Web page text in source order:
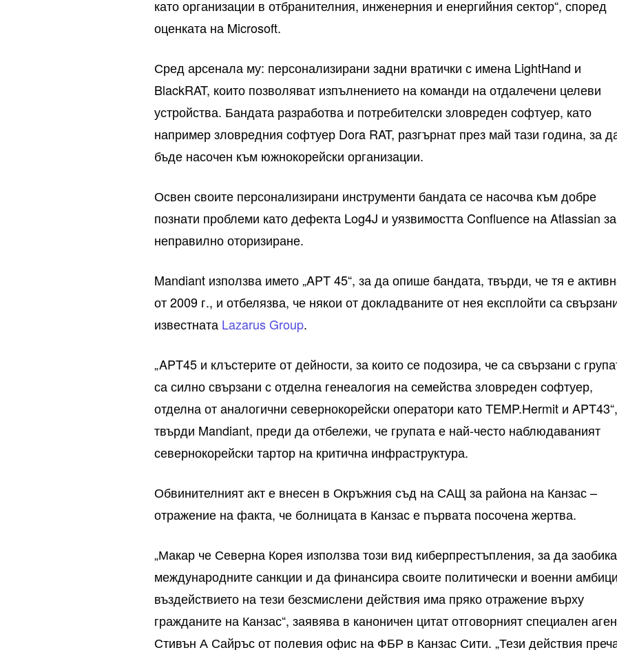
като организации в отбранителния, инженерния и енергийния сектор“, според
оценката на Microsoft.
Сред арсенала му: персонализирани задни вратички с имена LightHand и
BlackRAT, които позволяват изпълнението на команди на отдалечени целеви
устройства. Бандата разработва и потребителски зловреден софтуер, като
например зловредния софтуер Dora RAT, разгърнат през май тази година, за
бъде насочен към южнокорейски организации.
Освен своите персонализирани инструменти бандата се насочва към добре
познати проблеми като дефекта Log4J и уязвимостта Confluence на Atlassian за
неправилно оторизиране.
Mandiant използва името „APT 45“, за да опише бандата, твърди, че тя е
от 2009 г., и отбелязва, че някои от докладваните от нея експлойти са
известната Lazarus Group.
„APT45 и клъстерите от дейности, за които се подозира, че са свързани с
са силно свързани с отделна генеалогия на семейства зловреден софтуер,
отделна от аналогични севернокорейски оператори като TEMP.Hermit и APT43“,
твърди Mandiant, преди да отбележи, че групата е най-често наблюдаваният
севернокорейски тартор на критична инфраструктура.
Обвинителният акт е внесен в Окръжния съд на САЩ за района на Канзас –
отражение на факта, че болницата в Канзас е първата посочена жертва.
„Макар че Северна Корея използва този вид киберпрестъпления, за да
международните санкции и да финансира своите политически и военни
въздействието на тези безсмислени действия има пряко отражение върху
гражданите на Канзас“, заявява в каноничен цитат отговорният специален
Стивън А Сайръс от полевия офис на ФБР в Канзас Сити. „Тези действия